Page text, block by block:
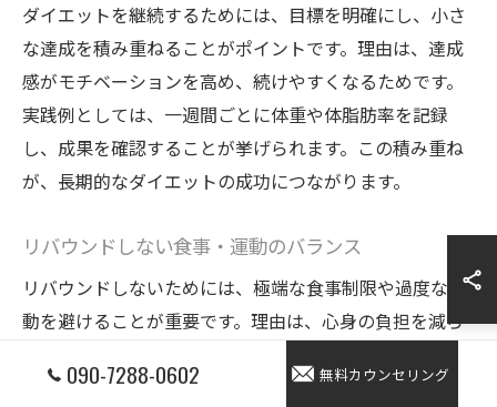
ダイエットを継続するためには、目標を明確にし、小さ
な達成を積み重ねることがポイントです。理由は、達成
感がモチベーションを高め、続けやすくなるためです。
実践例としては、一週間ごとに体重や体脂肪率を記録
し、成果を確認することが挙げられます。この積み重ね
が、長期的なダイエットの成功につながります。
リバウンドしない食事・運動のバランス
リバウンドしないためには、極端な食事制限や過度な運
動を避けることが重要です。理由は、心身の負担を減ら
な方法として、主食・主菜・副菜をバランス良く摂取
090-7288-0602 無料カウンセリング